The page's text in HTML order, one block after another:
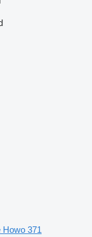
Howo 371